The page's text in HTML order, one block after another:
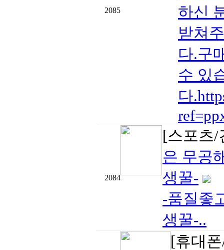
2085
하신
받쳐
다.구
수 있
다
2084
[스포츠
은 무공
생꿀-
-품질좋
생꿀-..
[휴대